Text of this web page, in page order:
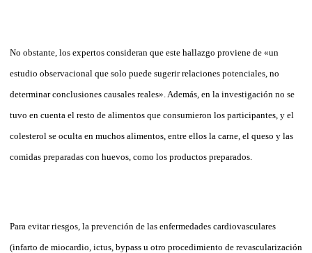
No obstante, los expertos consideran que este hallazgo proviene de «un
estudio observacional que solo puede sugerir relaciones potenciales, no
determinar conclusiones causales reales». Además, en la investigación no se
tuvo en cuenta el resto de alimentos que consumieron los participantes, y el
colesterol se oculta en muchos alimentos, entre ellos la carne, el queso y las
comidas preparadas con huevos, como los productos preparados.
Para evitar riesgos, la prevención de las enfermedades cardiovasculares
(infarto de miocardio, ictus, bypass u otro procedimiento de revascularización